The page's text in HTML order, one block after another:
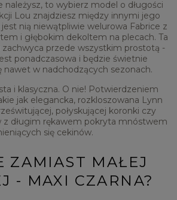
należysz, to wybierz model o długości
Lou znajdziesz między innymi jego
jest nią niewątpliwie welurowa Fabrice z
i głębokim dekoltem na plecach. Ta
zachwyca przede wszystkim prostotą -
ponadczasowa i będzie świetnie
nawet w nadchodzących sezonach.
i klasyczna. O nie! Potwierdzeniem
jak elegancka, rozkloszowana Lynn
połyskującej koronki czy
z długim rękawem pokryta mnóstwem
się cekinów.
ZAMIAST MAŁEJ
- MAXI CZARNA?